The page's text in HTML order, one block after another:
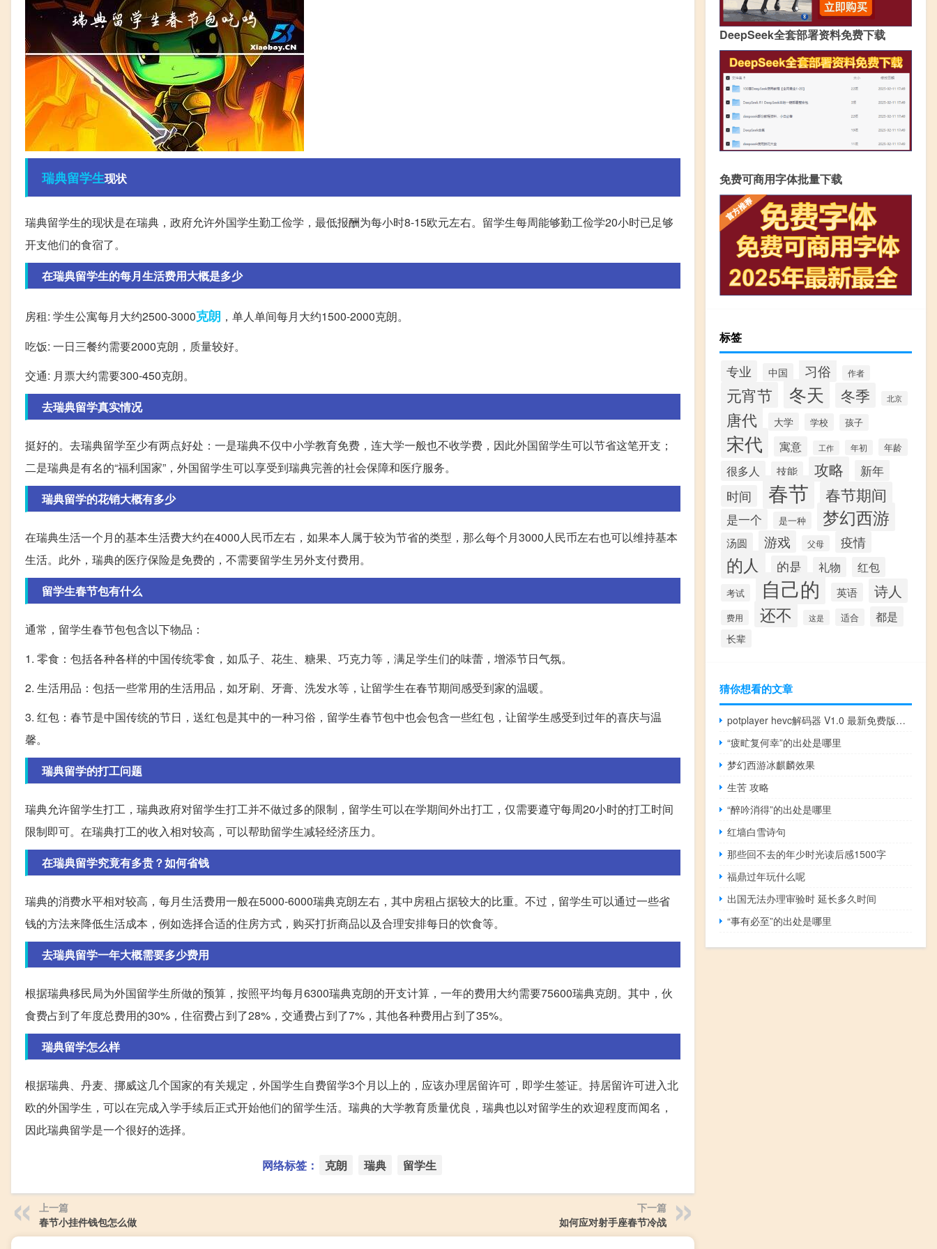
瑞典留学生现状
瑞典留学生的现状是在瑞典，政府允许外国学生勤工俭学，最低报酬为每小时8-15欧元左右。留学生每周能够勤工俭学20小时已足够
开支他们的食宿了。
在瑞典留学生的每月生活费用大概是多少
房租: 学生公寓每月大约2500-3000克朗 ，单人单间每月大约1500-2000克朗。
吃饭: 一日三餐约需要2000克朗，质量较好。
交通: 月票大约需要300-450克朗。
去瑞典留学真实情况
挺好的。去瑞典留学至少有两点好处：一是瑞典不仅中小学教育免费，连大学一般也不收学费，因此外国留学生可以节省这笔开支；
二是瑞典是有名的“福利国家”，外国留学生可以享受到瑞典完善的社会保障和医疗服务。
瑞典留学的花销大概有多少
在瑞典生活一个月的基本生活费大约在4000人民币左右，如果本人属于较为节省的类型，那么每个月3000人民币左右也可以维持基本
生活。此外，瑞典的医疗保险是免费的，不需要留学生另外支付费用。
留学生春节包有什么
通常，留学生春节包包含以下物品：
1. 零食：包括各种各样的中国传统零食，如瓜子、花生、糖果、巧克力等，满足学生们的味蕾，增添节日气氛。
2. 生活用品：包括一些常用的生活用品，如牙刷、牙膏、洗发水等，让留学生在春节期间感受到家的温暖。
3. 红包：春节是中国传统的节日，送红包是其中的一种习俗，留学生春节包中也会包含一些红包，让留学生感受到过年的喜庆与温
馨。
瑞典留学的打工问题
瑞典允许留学生打工，瑞典政府对留学生打工并不做过多的限制，留学生可以在学期间外出打工，仅需要遵守每周20小时的打工时间
限制即可。在瑞典打工的收入相对较高，可以帮助留学生减轻经济压力。
在瑞典留学究竟有多贵？如何省钱
瑞典的消费水平相对较高，每月生活费用一般在5000-6000瑞典克朗左右，其中房租占据较大的比重。不过，留学生可以通过一些省
钱的方法来降低生活成本，例如选择合适的住房方式，购买打折商品以及合理安排每日的饮食等。
去瑞典留学一年大概需要多少费用
根据瑞典移民局为外国留学生所做的预算，按照平均每月6300瑞典克朗的开支计算，一年的费用大约需要75600瑞典克朗。其中，伙
食费占到了年度总费用的30%，住宿费占到了28%，交通费占到了7%，其他各种费用占到了35%。
瑞典留学怎么样
根据瑞典、丹麦、挪威这几个国家的有关规定，外国学生自费留学3个月以上的，应该办理居留许可，即学生签证。持居留许可进入北
欧的外国学生，可以在完成入学手续后正式开始他们的留学生活。瑞典的大学教育质量优良，瑞典也以对留学生的欢迎程度而闻名，
因此瑞典留学是一个很好的选择。
网络标签： 克朗 瑞典 留学生
上一篇
春节小挂件钱包怎么做
下一篇
如何应对射手座春节冷战
DeepSeek全套部署资料免费下载
免费可商用字体批量下载
标签
专业 中国 习俗 作者
元宵节 冬天 冬季 北京
唐代 大学 学校 孩子
宋代 寓意 工作 年初 年龄
很多人 技能 攻略 新年
时间 春节 春节期间
是一个 是一种 梦幻西游
汤圆 游戏 父母 疫情
的人 的是 礼物 红包
考试 自己的 英语 诗人
费用 还不 这是 适合 都是
长辈
猜你想看的文章
potplayer hevc解码器 V1.0 最新免费版（potplayer hevc解码器 V1.0 最新免费版功能简介）
“疲甿复何幸”的出处是哪里
梦幻西游冰麒麟效果
生苦 攻略
“醉吟消得”的出处是哪里
红墙白雪诗句
那些回不去的年少时光读后感1500字
福鼎过年玩什么呢
出国无法办理审验时 延长多久时间
“事有必至”的出处是哪里